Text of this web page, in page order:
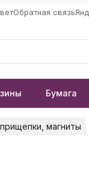
Обратная связь
Бумага
магниты